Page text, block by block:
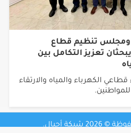
ومجلس تنظيم قطاع
تعزيز التكامل بين
الكهرباء والمياه والارتقاء
شبكة أجيال.